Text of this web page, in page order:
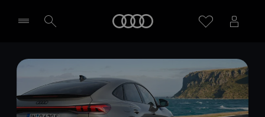
Händler wählen